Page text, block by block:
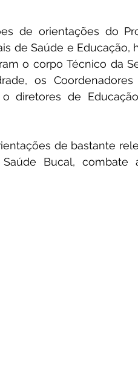
de orientações do
de Saúde e
o corpo Técnico da
os
diretores de
de bastante
Bucal,